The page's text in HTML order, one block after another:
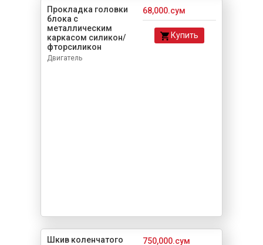
Прокладка головки
блока с
металлическим
каркасом силикон/
фторсиликон
Двигатель
68,000.сум
Купить
Шкив коленчатого
750,000.сум